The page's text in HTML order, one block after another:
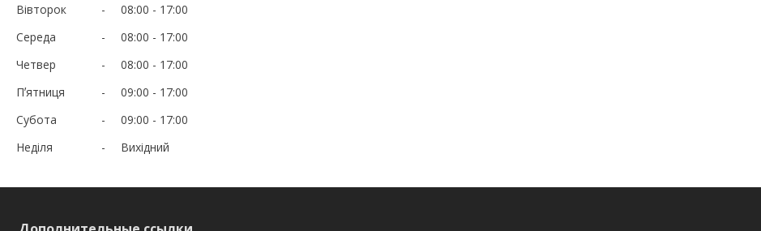
Вівторок
08:00
17:00
Середа
08:00
17:00
Четвер
08:00
17:00
Пʼятниця
09:00
17:00
Субота
09:00
17:00
Неділя
Вихідний